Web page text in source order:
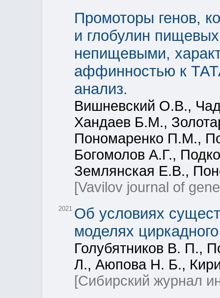
Промоторы генов,
и глобулин
непищевыми,
аффинностью к
анализ.
Вишневский О.В.,
Хандаев Б.М.,
Пономаренко П.М.,
Богомолов А.Г.,
Землянская Е.В.,
[Vavilov journal of
2021 Об условиях
моделях
Голубятников В. П.,
Л., Аюпова Н. Б.,
[Сибирский журнал